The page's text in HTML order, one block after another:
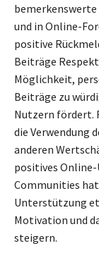
bemerkenswerte
und in Online-
positive
Beiträge
Möglichkeit,
Beiträge zu
Nutzern fördert.
die Verwendung
anderen
positives
Communities hat
Unterstützung
Motivation und
steigern.